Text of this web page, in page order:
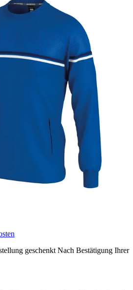
geschenkt Nach Bestätigung Ihrer